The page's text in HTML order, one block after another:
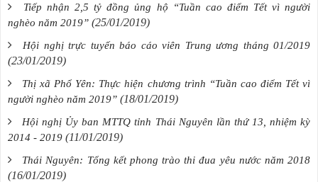
Tiếp nhận 2,5 tỷ đồng ủng hộ “Tuần cao điểm Tết vì người
nghèo năm 2019” (25/01/2019)
Hội nghị trực tuyến báo cáo viên Trung ương tháng 01/2019
(23/01/2019)
Thị xã Phổ Yên: Thực hiện chương trình “Tuần cao điểm Tết vì
người nghèo năm 2019” (18/01/2019)
Hội nghị Ủy ban MTTQ tỉnh Thái Nguyên lần thứ 13, nhiệm kỳ
2014 - 2019 (11/01/2019)
Thái Nguyên: Tổng kết phong trào thi đua yêu nước năm 2018
(16/01/2019)